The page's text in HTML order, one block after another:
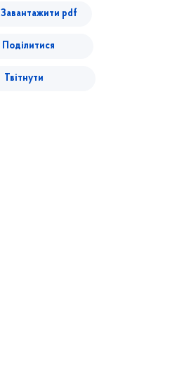
Завантажити pdf
Поділитися
Твітнути